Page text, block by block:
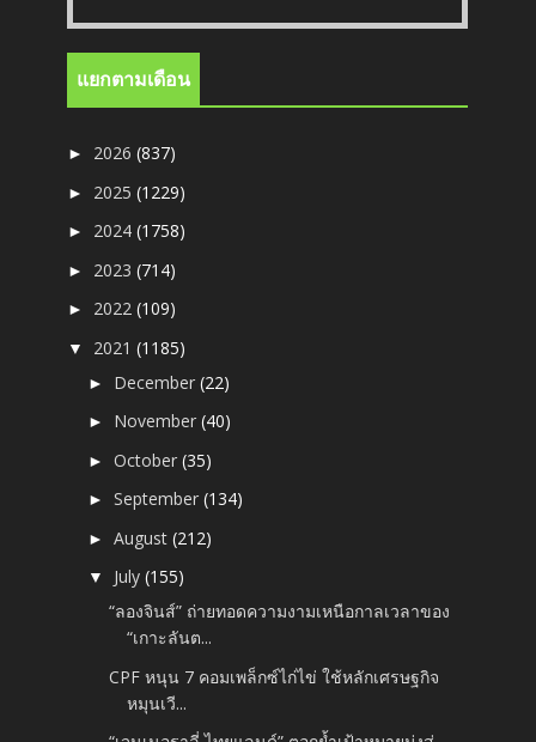
แยกตามเดือน
► 2026(837)
► 2025(1229)
► 2024(1758)
► 2023(714)
► 2022(109)
▼ 2021(1185)
► December(22)
► November(40)
►October(35)
►September(134)
►August(212)
▼ July(155)
“ลองจินส์” ถ่ายทอดความงามเหนือกาลเวลาของ
“เกาะลันต...
CPF หนุน 7 คอมเพล็กซ์ไก่ไข่ ใช้หลักเศรษฐกิจ
หมุนเวี...